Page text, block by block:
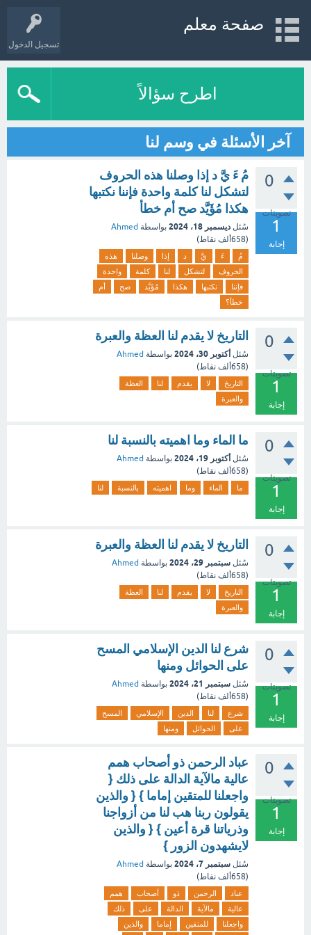
تسجيل الدخول
صفحة معلم
اطرح سؤالاً
آخر الأسئلة في وسم لنا
0
تصويتات
1
إجابة
مُ ءَ يَّ د إذا وصلنا هذه الحروف
لتشكل لنا كلمة واحدة فإننا نكتبها
هكذا مُؤَيَّد صح أم خطأ
سُئل ديسمبر 18، 2024 بواسطة Ahmed
(658ألف نقاط)
مُ ءَ يَّ د إذا وصلنا
هذه
الحروف
لتشكل لنا كلمة
واحدة
فإننا
نكتبها هكذا مُؤَيَّد صح
أم
خطأ؟
0
تصويتات
1
إجابة
التاريخ لا يقدم لنا العظة والعبرة
سُئل أكتوبر 30، 2024 بواسطة Ahmed
(658ألف نقاط)
التاريخ لا يقدم لنا
العظة
والعبرة
0
تصويتات
1
إجابة
ما الماء وما اهميته بالنسبة لنا
سُئل أكتوبر 19، 2024 بواسطة Ahmed
(658ألف نقاط)
ما الماء وما اهميته بالنسبة لنا
0
تصويتات
1
إجابة
التاريخ لا يقدم لنا العظة والعبرة
سُئل سبتمبر 29، 2024 بواسطة Ahmed
(658ألف نقاط)
التاريخ لا يقدم لنا
العظة
والعبرة
0
تصويتات
1
إجابة
شرع لنا الدين الإسلامي المسح
على الحوائل ومنها
سُئل سبتمبر 21، 2024 بواسطة Ahmed
(658ألف نقاط)
شرع لنا الدين الإسلامي
المسح
على
الحوائل ومنها
0
تصويتات
1
إجابة
عباد الرحمن ذو أصحاب همم
عالية مالآية الدالة على ذلك {
واجعلنا للمتقين إماما } { والذين
يقولون ربنا هب لنا من أزواجنا
وذرياتنا قرة أعين } { والذين
لايشهدون الزور }
سُئل سبتمبر 7، 2024 بواسطة Ahmed
(658ألف نقاط)
عباد الرحمن ذو أصحاب
همم
عالية
مالآية الدالة على
ذلك
واجعلنا
للمتقين إماما والذين